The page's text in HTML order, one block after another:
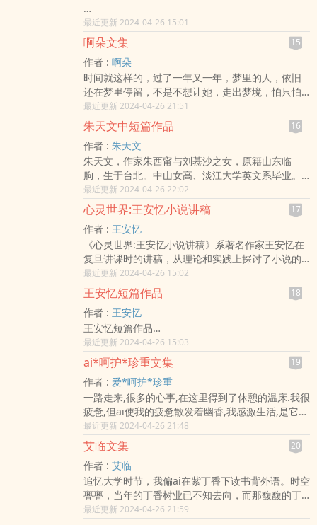
…
最近更新 2024-04-26 15:01
啊朵文集 15
作者 : 啊朵
时间就这样的，过了一年又一年，梦里的人，依旧
还在梦里停留，不是不想让她，走出梦境，怕只怕
那轻盈的步子，把梦踏碎。…
最近更新 2024-04-26 21:51
朱天文中短篇作品 16
作者 : 朱天文
朱天文，作家朱西甯与刘慕沙之女，原籍山东临
朐，生于台北。中山女高、淡江大学英文系毕业。
出生于书香世家的朱天文和其妹朱天心一样很早就
开始发表作品，曾主编三三集刊、三三杂志，并曾
任三三书坊发行人。因发表小毕的故事与陈坤厚、
侯孝贤认识，并参与电影编剧，自此便与电影事业
结下不解之缘。其作品亦多次获奖，1994年以荒人
手记获得首届时报文学百万小说奖，作品包han了小
说、散文、杂文、电影剧本等。…
最近更新 2024-04-26 22:02
心灵世界:王安忆小说讲稿 17
作者 : 王安忆
《心灵世界:王安忆小说讲稿》系著名作家王安忆在
复旦讲课时的讲稿，从理论和实践上探讨了小说的
艺术。…
最近更新 2024-04-26 15:02
王安忆短篇作品 18
作者 : 王安忆
王安忆短篇作品…
最近更新 2024-04-26 15:03
ai*呵护*珍重文集 19
作者 : 爱*呵护*珍重
一路走来,很多的心事,在这里得到了休憩的温床.我很
疲惫,但ai使我的疲惫散发着幽香,我感激生活,是它时
刻撞击着我的灵感,使我能够把心和shen从尘事的拖
累里,升华为一zhong境界,让我时刻铭记自己心的方
向.写过很多的文字,但时过境迁竟不想让它再走jin我
今天的记忆,因为我怕它会使我在回首往事时,更加心
伤,所以希望我每天都能够嗅到深谷幽兰的芳香,每天
都能够听到自己脚步起落的声响,每天都能够为快乐
心灵涂上yang光
最近更新 2024-04-26 21:48
艾临文集 20
作者 : 艾临
追忆大学时节，我偏ai在紫丁香下读书背外语。时空
亹亹，当年的丁香树业已不知去向，而那馥馥的丁
香花将永远开在我心里！于是有了这个《紫丁
最近更新 2024-04-26 21:59